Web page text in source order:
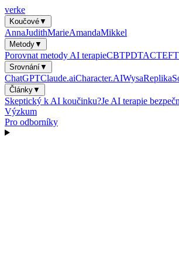
verke
Koučové▼
AnnaJudithMarieAmandaMikkel
Metody▼
Porovnat metody AI terapieCBTPDTACTEFT
Srovnání▼
ChatGPTClaude.aiCharacter.AIWysaReplika
Články▼
Skeptický k AI koučinku?Je AI terapie
Výzkum
Pro odborníky